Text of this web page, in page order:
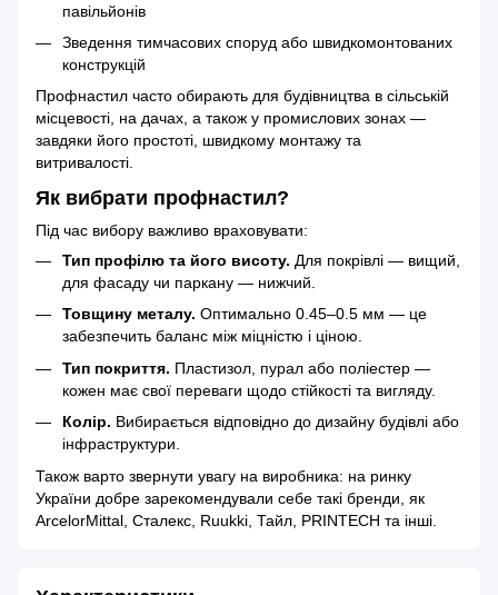
павільйонів
Зведення тимчасових споруд або швидкомонтованих
конструкцій
Профнастил часто обирають для будівництва в сільській
місцевості, на дачах, а також у промислових зонах —
завдяки його простоті, швидкому монтажу та
витривалості.
Як вибрати профнастил?
Під час вибору важливо враховувати:
Тип профілю та його висоту. Для покрівлі — вищий,
для фасаду чи паркану — нижчий.
Товщину металу. Оптимально 0.45–0.5 мм — це
забезпечить баланс між міцністю і ціною.
Тип покриття. Пластизол, пурал або поліестер —
кожен має свої переваги щодо стійкості та вигляду.
Колір. Вибирається відповідно до дизайну будівлі або
інфраструктури.
Також варто звернути увагу на виробника: на ринку
України добре зарекомендували себе такі бренди, як
ArcelorMittal, Сталекс, Ruukki, Тайл, PRINTECH та інші.